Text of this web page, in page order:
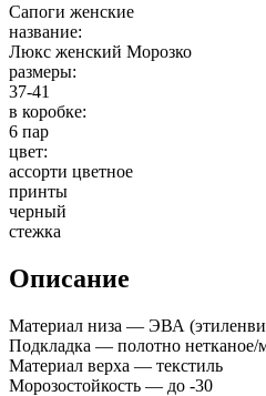
Сапоги женские
название:
Люкс женский Морозко
размеры:
37-41
в коробке:
6 пар
цвет:
ассорти цветное
принты
черный
стежка
Описание
Материал низа — ЭВА
Подкладка — полотно нетканое/
Материал верха — текстиль
Морозостойкость — до -30